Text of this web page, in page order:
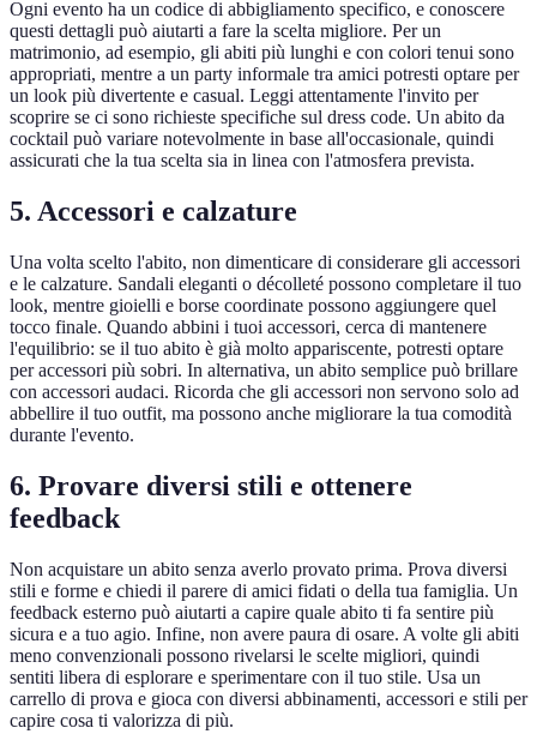
Ogni evento ha un codice di abbigliamento specifico, e conoscere
questi dettagli può aiutarti a fare la scelta migliore. Per un
matrimonio, ad esempio, gli abiti più lunghi e con colori tenui sono
appropriati, mentre a un party informale tra amici potresti optare per
un look più divertente e casual. Leggi attentamente l'invito per
scoprire se ci sono richieste specifiche sul dress code. Un abito da
cocktail può variare notevolmente in base all'occasionale, quindi
assicurati che la tua scelta sia in linea con l'atmosfera prevista.
5. Accessori e calzature
Una volta scelto l'abito, non dimenticare di considerare gli accessori
e le calzature. Sandali eleganti o décolleté possono completare il tuo
look, mentre gioielli e borse coordinate possono aggiungere quel
tocco finale. Quando abbini i tuoi accessori, cerca di mantenere
l'equilibrio: se il tuo abito è già molto appariscente, potresti optare
per accessori più sobri. In alternativa, un abito semplice può brillare
con accessori audaci. Ricorda che gli accessori non servono solo ad
abbellire il tuo outfit, ma possono anche migliorare la tua comodità
durante l'evento.
6. Provare diversi stili e ottenere
feedback
Non acquistare un abito senza averlo provato prima. Prova diversi
stili e forme e chiedi il parere di amici fidati o della tua famiglia. Un
feedback esterno può aiutarti a capire quale abito ti fa sentire più
sicura e a tuo agio. Infine, non avere paura di osare. A volte gli abiti
meno convenzionali possono rivelarsi le scelte migliori, quindi
sentiti libera di esplorare e sperimentare con il tuo stile. Usa un
carrello di prova e gioca con diversi abbinamenti, accessori e stili per
capire cosa ti valorizza di più.